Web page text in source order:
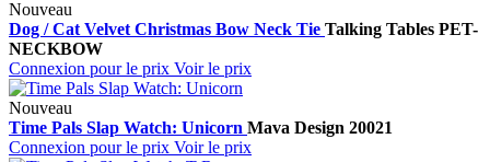
Nouveau
Dog / Cat Velvet Christmas Bow Neck Tie Talking Tables PET-
NECKBOW
Connexion pour le prix Voir le prix
Nouveau
Time Pals Slap Watch: Unicorn Mava Design 20021
Connexion pour le prix Voir le prix